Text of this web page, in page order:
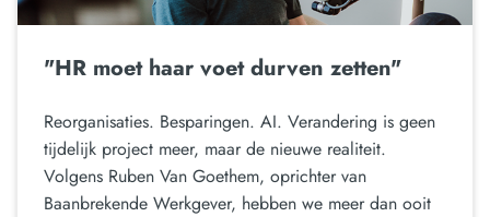
"HR moet haar voet durven zetten"
Reorganisaties. Besparingen. AI. Verandering is geen
tijdelijk project meer, maar de nieuwe realiteit.
Volgens Ruben Van Goethem, oprichter van
Baanbrekende Werkgever, hebben we meer dan ooit